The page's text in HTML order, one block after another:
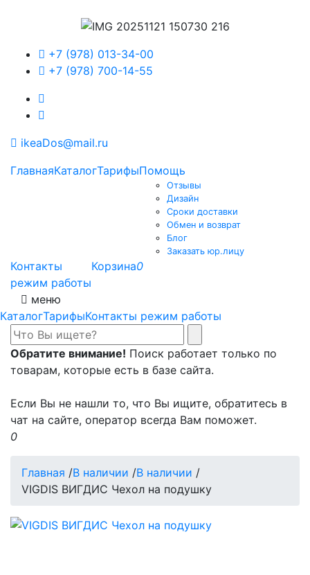
+7 (978) 013-34-00
+7 (978) 700-14-55
ikeaDos@mail.ru
ГлавнаяКаталогТарифыПомощь
Отзывы
Дизайн
Сроки доставки
Обмен и возврат
Блог
Заказать юр.лицу
Контакты
режим работы
Корзина0
меню
КаталогТарифыКонтакты режим работы
Обратите внимание! Поиск работает только по
товарам, которые есть в базе сайта.
Если Вы не нашли то, что Вы ищите, обратитесь в
чат на сайте, оператор всегда Вам поможет.
0
Главная /В наличии /В наличии /
VIGDIS ВИГДИС Чехол на подушку